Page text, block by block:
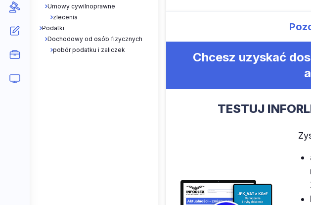
Umowy cywilnoprawne
zlecenia
Podatki
Dochodowy od osób fizycznych
pobór podatku i zaliczek
Chcesz uzyskać
TESTUJ